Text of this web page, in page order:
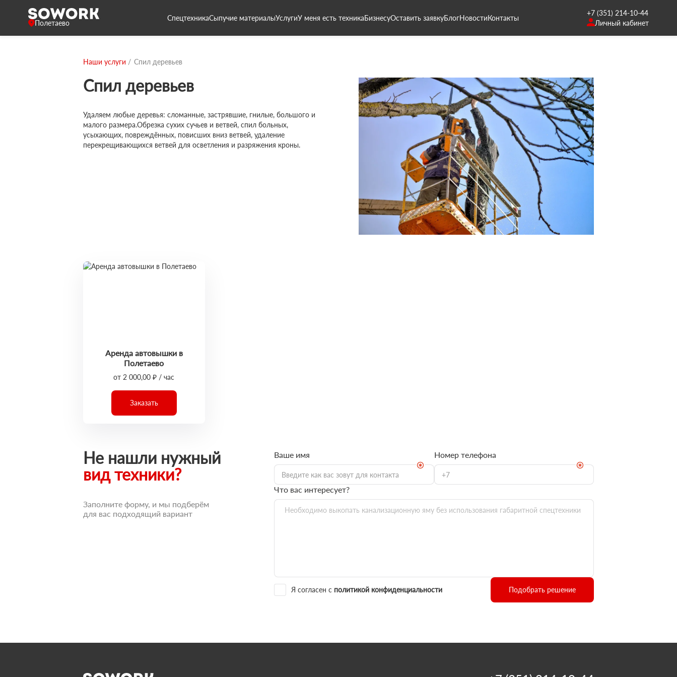
Полетаево
СпецтехникаСыпучие материалыУслугиУ меня есть техникаБизнесуОставить заявкуБлогНовостиКонтакты
+7 (351) 214-10-44
Личный кабинет
Наши услуги Спил деревьев
Спил деревьев
Удаляем любые деревья: сломанные, застрявшие, гнилые, большого и
малого размера.Обрезка сухих сучьев и ветвей, спил больных,
усыхающих, повреждённых, повисших вниз ветвей, удаление
перекрещивающихся ветвей для осветления и разряжения кроны.
Аренда автовышки в
Полетаево
от 2 000,00 ₽ / час
Заказать
Не нашли нужный
вид техники?
Заполните форму, и мы подберём
для вас подходящий вариант
Ваше имя Номер телефона
Что вас интересует?
Я согласен с политикой конфиденциальности Подобрать решение